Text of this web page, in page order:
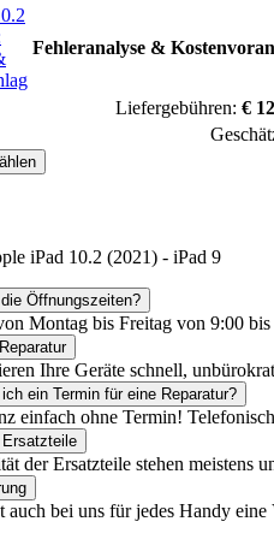
Fehleranalyse &
Liefergebühren: €
iPad 10.2 (2021) - iPad 9
Öffnungszeiten?
Montag bis Freitag von 9:00
Ihre Geräte schnell,
ein Termin für eine Reparatur?
einfach ohne Termin!
der Ersatzteile stehen meistens
auch bei uns für jedes Handy